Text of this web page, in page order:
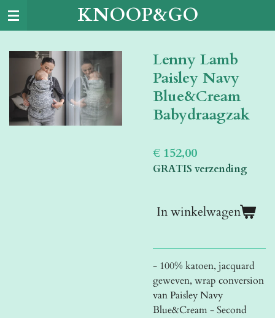
Ga
de
hoofdinhoud
KNOOP&GO
Lenny Lamb
Paisley Navy
Blue&Cream
Babydraagzak
€ 152,00
GRATIS verzending
In winkelwagen
- 100% katoen, jacquard
geweven, wrap conversion
van Paisley Navy
Blue&Cream - Second